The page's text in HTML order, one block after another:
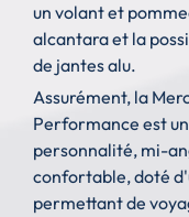
un volant et
alcantara et la
de jantes alu.
Assurément, la
Performance est
personnalité, mi-
confortable, doté
permettant de